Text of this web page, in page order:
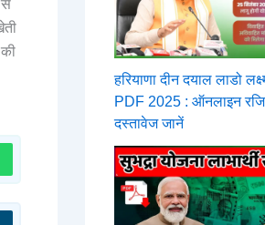
से
हरियाणा दीन दयाल लाडो
PDF 2025 : ऑनलाइन
दस्तावेज जानें